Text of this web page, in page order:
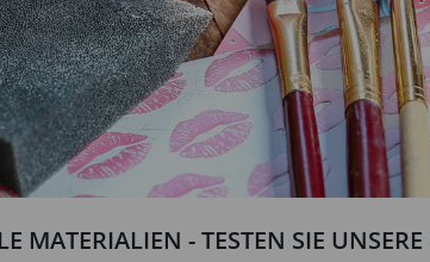
MATERIALIEN - TESTEN SIE